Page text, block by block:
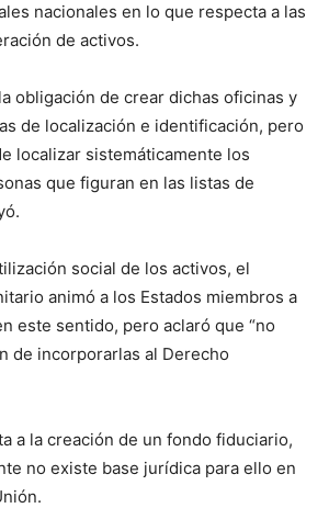
nacionales en lo que respecta a las
de activos.
obligación de crear dichas oficinas y
de localización e identificación, pero
localizar sistemáticamente los
que figuran en las listas de
social de los activos, el
animó a los Estados miembros a
este sentido, pero aclaró que “no
de incorporarlas al Derecho
a la creación de un fondo fiduciario,
no existe base jurídica para ello en